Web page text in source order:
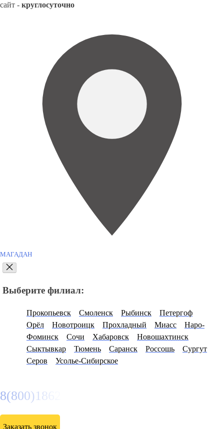
сайт - круглосуточно
МАГАДАН
Выберите филиал:
Прокопьевск Смоленск Рыбинск
Петергоф
Орёл
Новотроицк Прохладный Миасс
Наро-
Фоминск
Сочи Хабаровск
Новошахтинск
Сыктывкар
Тюмень Саранск Россошь
Сургут
Серов
Усолье-Сибирское
8(800)1862102
Заказать звонок